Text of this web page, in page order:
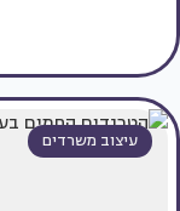
עיצוב משרדים